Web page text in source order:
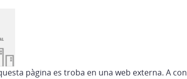
pàgina es troba en una web externa. A